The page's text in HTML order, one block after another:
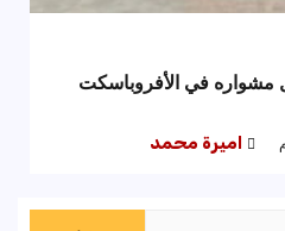
مشواره في الأفروباسكت
اميرة محمد